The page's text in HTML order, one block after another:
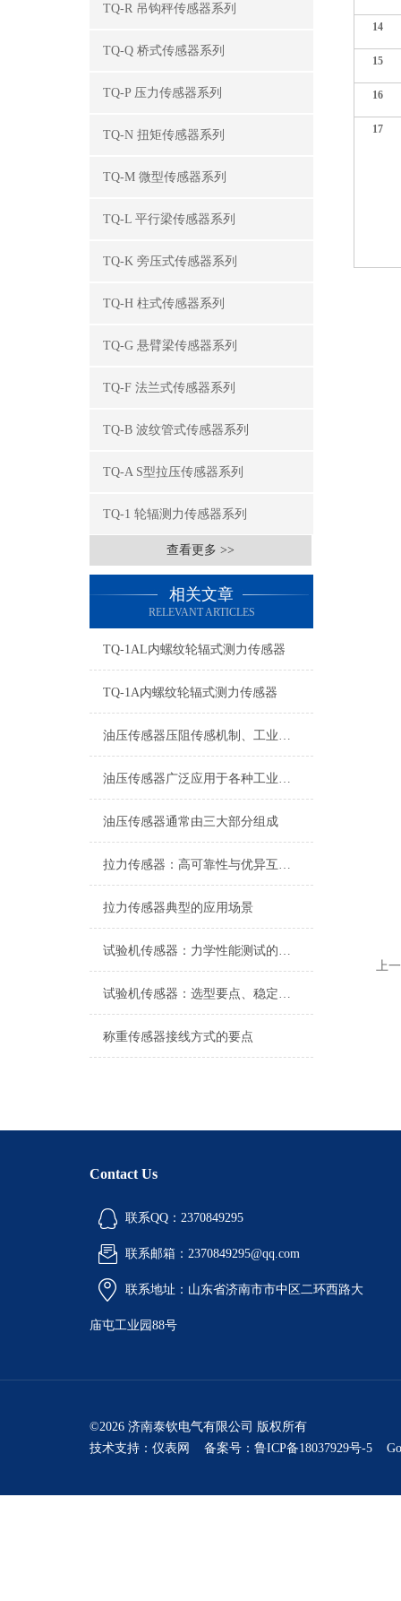
TQ-R 吊钩秤传感器系列
TQ-Q 桥式传感器系列
TQ-P 压力传感器系列
TQ-N 扭矩传感器系列
TQ-M 微型传感器系列
TQ-L 平行梁传感器系列
TQ-K 旁压式传感器系列
TQ-H 柱式传感器系列
TQ-G 悬臂梁传感器系列
TQ-F 法兰式传感器系列
TQ-B 波纹管式传感器系列
TQ-A S型拉压传感器系列
TQ-1 轮辐测力传感器系列
查看更多 >>
相关文章
RELEVANT ARTICLES
TQ-1AL内螺纹轮辐式测力传感器
TQ-1A内螺纹轮辐式测力传感器
油压传感器压阻传感机制、工业工况适配与标准化运维管理
油压传感器广泛应用于各种工业自控环境
油压传感器通常由三大部分组成
拉力传感器：高可靠性与优异互换性的技术解析
拉力传感器典型的应用场景
试验机传感器：力学性能测试的核心组件解析
试验机传感器：选型要点、稳定性及分类详解
称重传感器接线方式的要点
14
15
16
17
上
Contact Us
联系QQ：2370849295
联系邮箱：2370849295@qq.com
联系地址：山东省济南市市中区二环西路大
庙屯工业园88号
©2026 济南泰钦电气有限公司 版权所有
技术支持： 仪表网 备案号：鲁ICP备18037929号-5